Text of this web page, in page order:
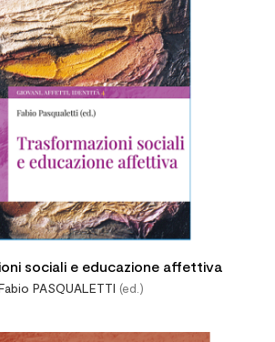
sociali e educazione affettiva
PASQUALETTI (ed.)